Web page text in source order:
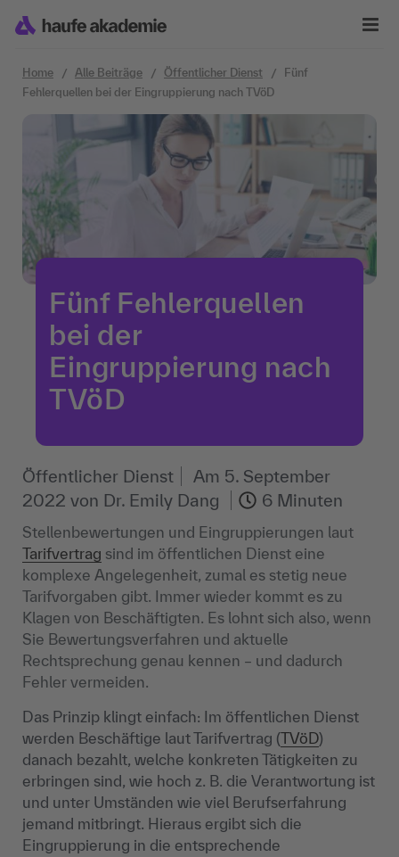
Home Alle Beiträge Öffentlicher Dienst
Fünf
Fehlerquellen bei der Eingruppierung nach TVöD
Fünf Fehlerquellen
bei der
Eingruppierung nach
TVöD
Öffentlicher Dienst Am 5. September
2022 von Dr. Emily Dang 6 Minuten
Stellenbewertungen und Eingruppierungen laut
Tarifvertrag sind im öffentlichen Dienst eine
komplexe Angelegenheit, zumal es stetig neue
Tarifvorgaben gibt. Immer wieder kommt es zu
Klagen von Beschäftigten. Es lohnt sich also, wenn
Sie Bewertungsverfahren und aktuelle
Rechtsprechung genau kennen – und dadurch
Fehler vermeiden.
Das Prinzip klingt einfach: Im öffentlichen Dienst
werden Beschäftige laut Tarifvertrag (TVöD)
danach bezahlt, welche konkreten Tätigkeiten zu
erbringen sind, wie hoch z. B. die Verantwortung ist
und unter Umständen wie viel Berufserfahrung
jemand mitbringt. Hieraus ergibt sich die
Eingruppierung in die entsprechende